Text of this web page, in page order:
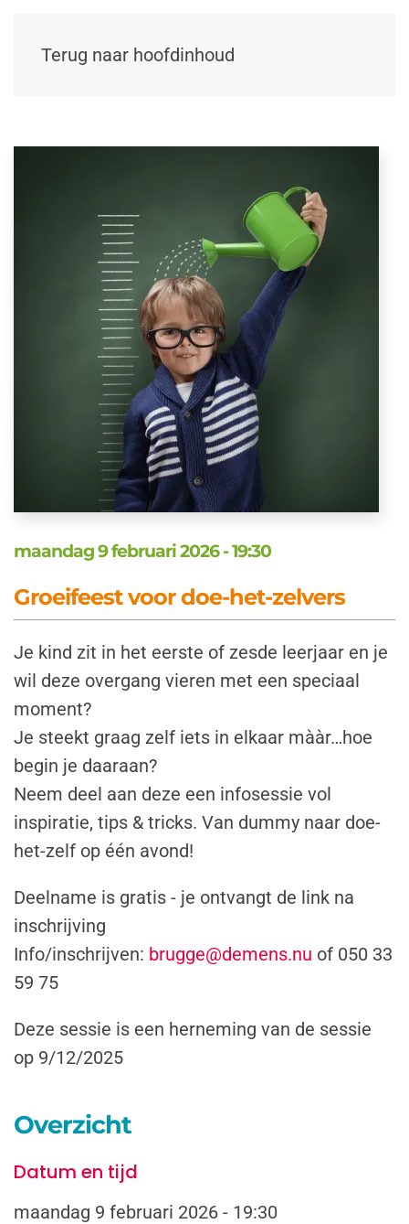
Terug naar hoofdinhoud
maandag 9 februari 2026 - 19:30
Groeifeest voor doe-het-zelvers
Je kind zit in het eerste of zesde leerjaar en je
wil deze overgang vieren met een speciaal
moment?
Je steekt graag zelf iets in elkaar mààr…hoe
begin je daaraan?
Neem deel aan deze een infosessie vol
inspiratie, tips & tricks. Van dummy naar doe-
het-zelf op één avond!
Deelname is gratis - je ontvangt de link na
inschrijving
Info/inschrijven: brugge@demens.nu of 050 33
59 75
Deze sessie is een herneming van de sessie
op 9/12/2025
Overzicht
Datum en tijd
maandag 9 februari 2026 - 19:30